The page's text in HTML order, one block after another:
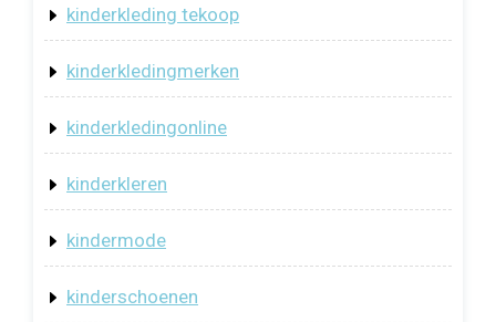
kinderkleding tekoop
kinderkledingmerken
kinderkledingonline
kinderkleren
kindermode
kinderschoenen